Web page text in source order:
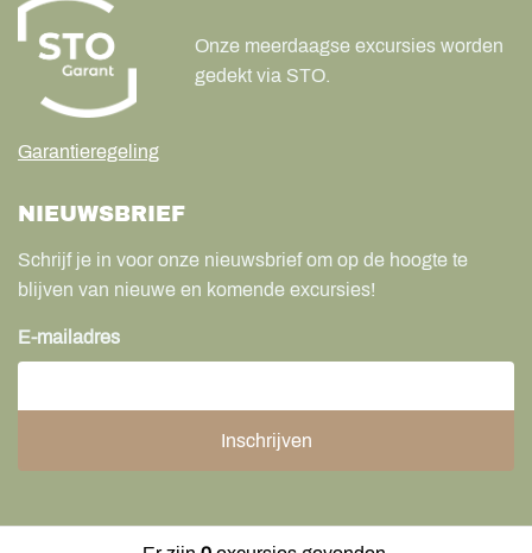
Garantieregeling
Onze meerdaagse excursies worden
gedekt via STO.
NIEUWSBRIEF
Schrijf je in voor onze nieuwsbrief om op de hoogte te
blijven van nieuwe en komende excursies!
E-mailadres